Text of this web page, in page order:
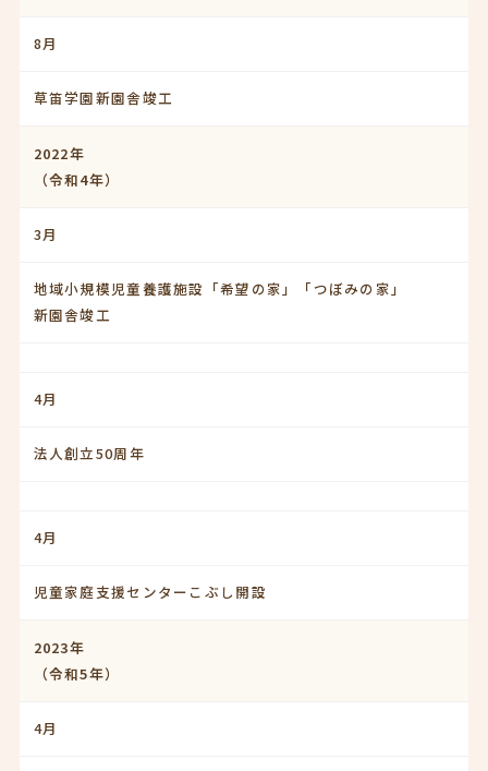
8月
草笛学園新園舎竣工
2022年
（令和4年）
3月
地域小規模児童養護施設「希望の家」「つぼみの家」
新園舎竣工
4月
法人創立50周年
4月
児童家庭支援センターこぶし開設
2023年
（令和5年）
4月